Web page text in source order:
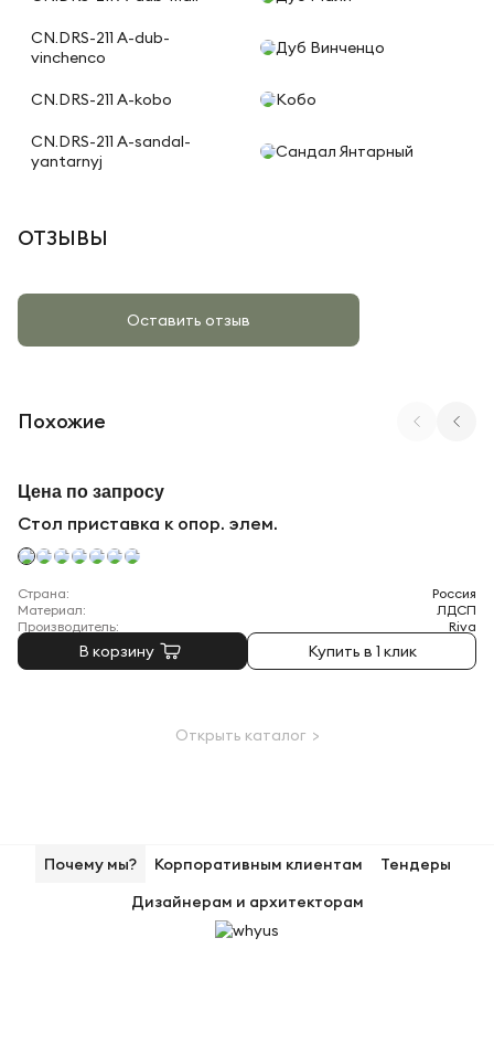
CN.DRS-211 A-dub-
vinchenco
Дуб Винченцо
CN.DRS-211 A-kobo Кобо
CN.DRS-211 A-sandal-
yantarnyj
Сандал Янтарный
ОТЗЫВЫ
Оставить отзыв
Похожие
Стол приставка к опор. элем.
Цена по запросу
В корзину Купить в 1 клик
Страна:
Россия
Материал:
ЛДСП
Производитель:
Riva
Открыть каталог >
Почему мы? Корпоративным клиентам
Тендеры
Дизайнерам и архитекторам